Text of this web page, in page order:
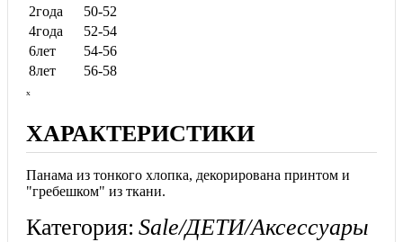
2года
50-52
4года
52-54
6лет
54-56
8лет
56-58
ₓ
ХАРАКТЕРИСТИКИ
Панама из тонкого хлопка, декорирована принтом и
"гребешком" из ткани.
Категория: Sale/ДЕТИ/Аксессуары